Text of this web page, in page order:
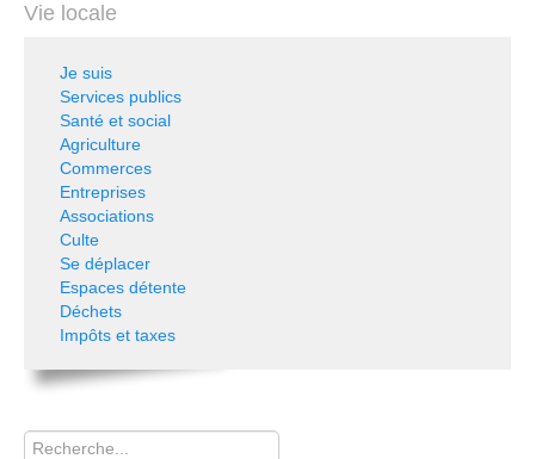
Vie locale
Je suis
Services publics
Santé et social
Agriculture
Commerces
Entreprises
Associations
Culte
Se déplacer
Espaces détente
Déchets
Impôts et taxes
Rechercher